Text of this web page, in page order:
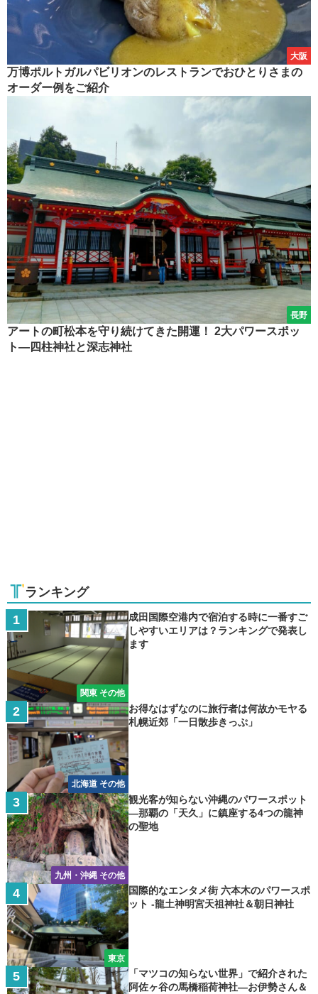
大阪
万博ポルトガルパビリオンのレストランでおひとりさまの
オーダー例をご紹介
長野
アートの町松本を守り続けてきた開運！ 2大パワースポッ
ト―四柱神社と深志神社
ランキング
関東 その他
成田国際空港内で宿泊する時に一番すご
しやすいエリアは？ランキングで発表し
ます
北海道 その他
お得なはずなのに旅行者は何故かモヤる
札幌近郊「一日散歩きっぷ」
九州・沖縄 その他
観光客が知らない沖縄のパワースポット
―那覇の「天久」に鎮座する4つの龍神
の聖地
東京
国際的なエンタメ街 六本木のパワースポ
ット -龍土神明宮天祖神社＆朝日神社
「マツコの知らない世界」で紹介された
阿佐ヶ谷の馬橋稲荷神社―お伊勢さん＆